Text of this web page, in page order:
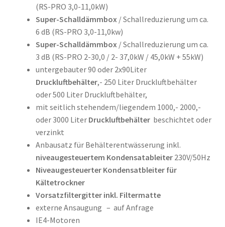
(RS-PRO 3,0-11,0kW)
Super-Schalldämmbox/ Schallreduzierung um ca.
6 dB (RS-PRO 3,0-11,0kw)
Super-Schalldämmbox/ Schallreduzierung um ca.
3 dB (RS-PRO 2-30,0 / 2- 37,0kW / 45,0kW + 55kW)
untergebauter 90 oder 2x90Liter
Druckluftbehälter,- 250 Liter Druckluftbehälter
oder 500 Liter Druckluftbehälter,
mit seitlich stehendem/liegendem 1000,- 2000,-
oder 3000 Liter Druckluftbehälterbeschichtet oder
verzinkt
Anbausatz für Behälterentwässerung inkl.
niveaugesteuertem Kondensatableiter230V/50Hz
Niveaugesteuerter Kondensatbleiter für
Kältetrockner
Vorsatzfiltergitter inkl. Filtermatte
externe Ansaugung – auf Anfrage
IE4-Motoren